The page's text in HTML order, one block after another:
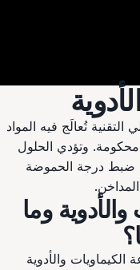
تُعالَج فيه المواد
محكومة. وتؤدي الحلول
ضبط درجة الحموضة
وما
والأدوية